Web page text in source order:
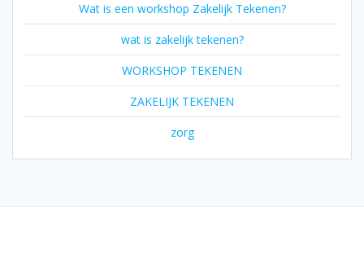
Wat is een workshop Zakelijk Tekenen?
wat is zakelijk tekenen?
WORKSHOP TEKENEN
ZAKELIJK TEKENEN
zorg